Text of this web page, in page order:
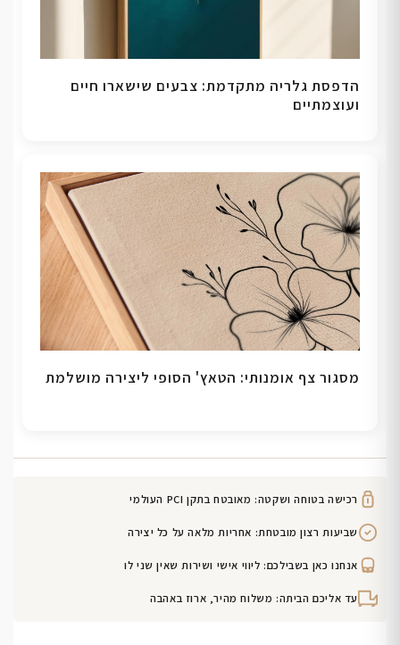
הדפסת גלריה מתקדמת: צבעים שישארו חיים
ועוצמתיים
מסגור צף אומנותי: הטאץ' הסופי ליצירה מושלמת
רכישה בטוחה ושקטה: מאובטח בתקן PCI העולמי
שביעות רצון מובטחת: אחריות מלאה על כל יצירה
אנחנו כאן בשבילכם: ליווי אישי ושירות שאין שני לו
עד אליכם הביתה: משלוח מהיר, ארוז באהבה